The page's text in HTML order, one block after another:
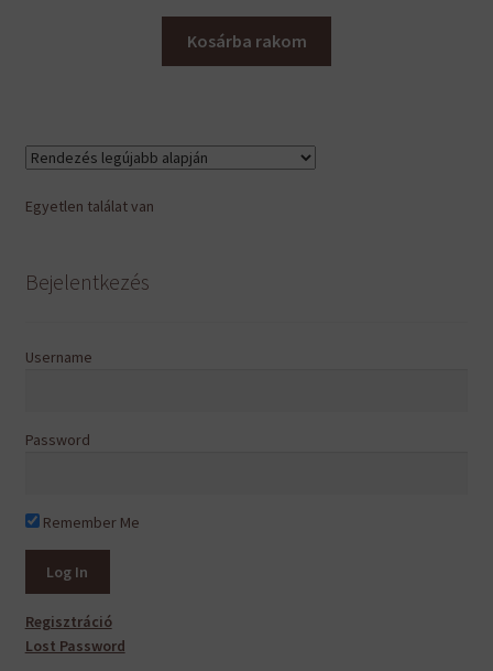
Kosárba rakom
Egyetlen találat van
Bejelentkezés
Username
Password
Remember Me
Regisztráció
Lost Password